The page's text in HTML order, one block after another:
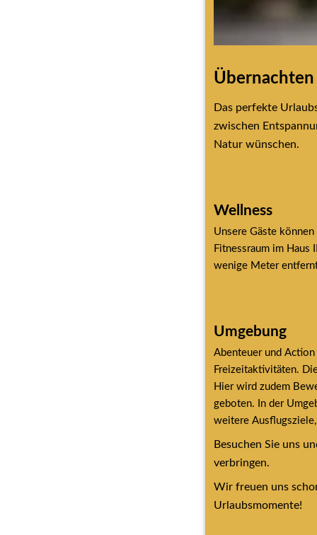
Das perfekte
zwischen
Natur wünschen.
Wellness
Unsere Gäste
Fitnessraum im Haus
wenige Meter
Umgebung
Abenteuer und
Freizeitaktivitäten.
Hier wird zudem
geboten. In der
weitere
Besuchen Sie uns
verbringen.
Wir freuen uns
Urlaubsmomente!